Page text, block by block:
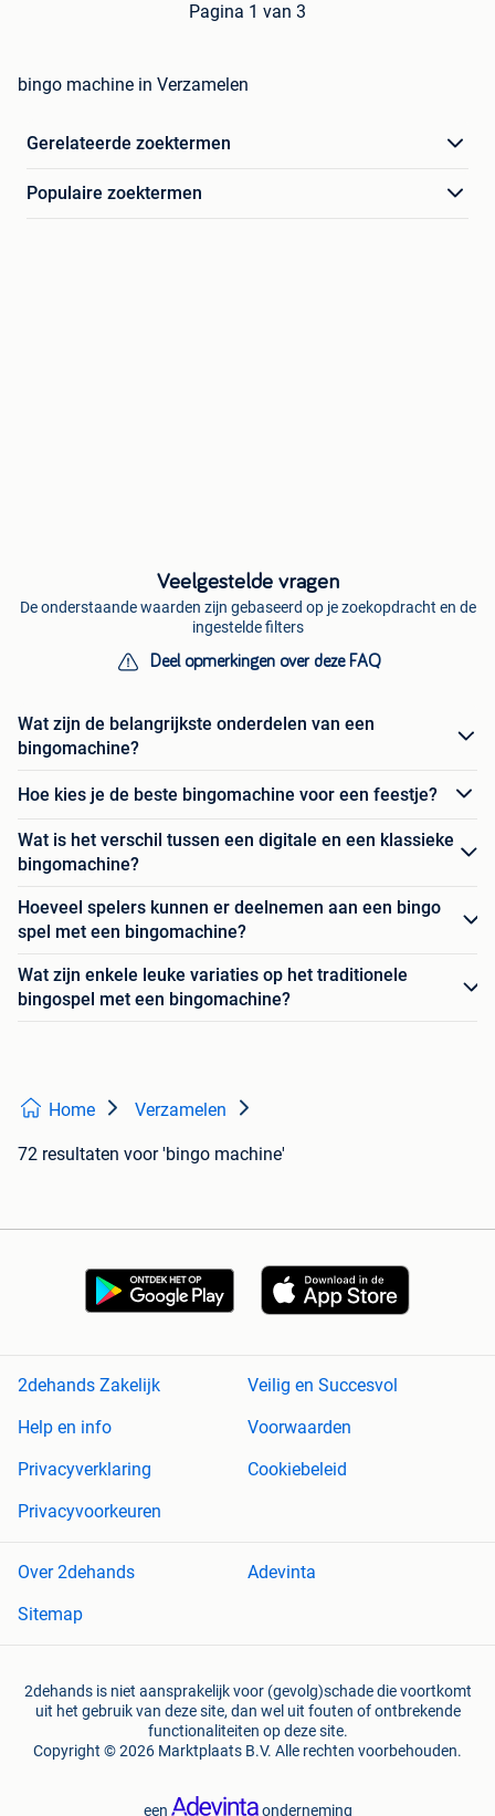
Pagina 1 van 3
bingo machine in Verzamelen
Gerelateerde zoektermen
Populaire zoektermen
Veelgestelde vragen
De onderstaande waarden zijn gebaseerd op je zoekopdracht en de
ingestelde filters
Deel opmerkingen over deze FAQ
Wat zijn de belangrijkste onderdelen van een
bingomachine?
Hoe kies je de beste bingomachine voor een feestje?
Wat is het verschil tussen een digitale en een klassieke
bingomachine?
Hoeveel spelers kunnen er deelnemen aan een bingo
spel met een bingomachine?
Wat zijn enkele leuke variaties op het traditionele
bingospel met een bingomachine?
Home Verzamelen
72 resultaten voor 'bingo machine'
2dehands Zakelijk
Veilig en Succesvol
Help en info
Voorwaarden
Privacyverklaring
Cookiebeleid
Privacyvoorkeuren
Over 2dehands
Adevinta
Sitemap
2dehands is niet aansprakelijk voor (gevolg)schade die voortkomt
uit het gebruik van deze site, dan wel uit fouten of ontbrekende
functionaliteiten op deze site.
Copyright © 2026 Marktplaats B.V. Alle rechten voorbehouden.
een onderneming